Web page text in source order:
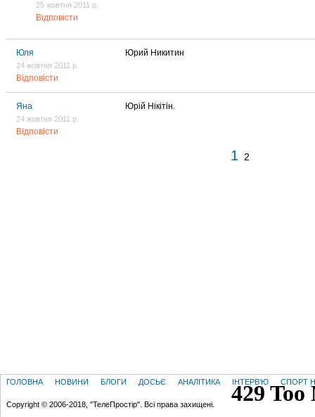
25 жовтня 2011 р.
Відповісти
Юля
24 жовтня 2011 р.
Відповісти
Юрий Никитин
Яна
24 жовтня 2011 р.
Відповісти
Юрій Нікітін.
1 2
ГОЛОВНА НОВИНИ БЛОГИ ДОСЬЄ АНАЛІТИКА ІНТЕРВ'Ю СПОРТ
Copyright © 2006-2018, "ТелеПростір". Всі права захищені.